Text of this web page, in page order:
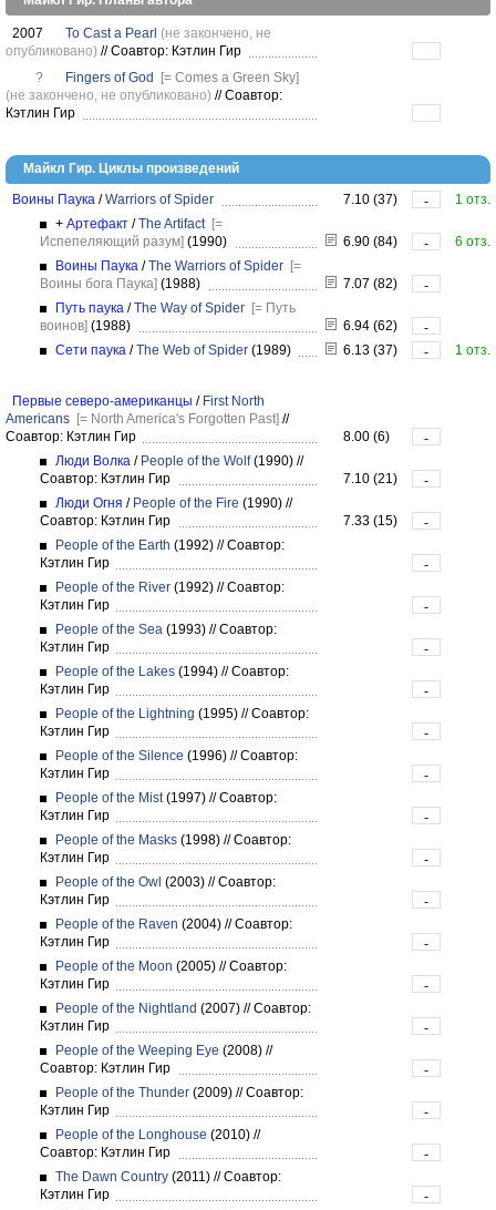
2007 To Cast a Pearl (не закончено, не
опубликовано) //Соавтор: Кэтлин Гир
?
Fingers of God
[= Comes a Green Sky]
(не закончено, не опубликовано) //Соавтор:
Кэтлин Гир
Майкл Гир. Циклы произведений
Воины Паука /Warriors of Spider 7.10 (37) -
1 отз.
+ Артефакт /The Artifact [=
Испепеляющий разум] (1990) 6.90 (84) -
6 отз.
Воины Паука /The Warriors of Spider [=
Воины бога Паука] (1988) 7.07 (82)
-
Путь паука /The Way of Spider [= Путь
воинов] (1988) 6.94 (62)
-
Сети паука /The Web of Spider (1989) 6.13 (37) - 1 отз.
Первые северо-американцы / First North
Americans [= North America's Forgotten Past] //
Соавтор: Кэтлин Гир
8.00 (6)
-
Люди Волка / People of the Wolf(1990) //
Соавтор: Кэтлин Гир
7.10 (21)
-
Люди Огня / People of the Fire (1990) //
Соавтор: Кэтлин Гир
7.33 (15)
-
People of the Earth (1992) //Соавтор:
Кэтлин Гир
-
People of the River (1992) //Соавтор:
Кэтлин Гир
-
People of the Sea (1993) //Соавтор:
Кэтлин Гир
-
People of the Lakes (1994) //Соавтор:
Кэтлин Гир
-
People of the Lightning (1995) //Соавтор:
Кэтлин Гир
-
People of the Silence (1996) //Соавтор:
Кэтлин Гир
-
People of the Mist(1997) //Соавтор:
Кэтлин Гир
-
People of the Masks (1998) //Соавтор:
Кэтлин Гир
-
People of the Owl (2003) //Соавтор:
Кэтлин Гир
-
People of the Raven (2004) //Соавтор:
Кэтлин Гир
-
People of the Moon (2005) //Соавтор:
Кэтлин Гир
-
People of the Nightland (2007) //Соавтор:
Кэтлин Гир
-
People of the Weeping Eye (2008) //
Соавтор: Кэтлин Гир
-
People of the Thunder (2009) //Соавтор:
Кэтлин Гир
-
People of the Longhouse (2010) //
Соавтор: Кэтлин Гир
-
The Dawn Country (2011) //Соавтор:
Кэтлин Гир
-